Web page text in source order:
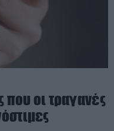
οι τραγανές